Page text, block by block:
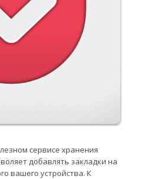
сервисе хранения
добавлять закладки на
вашего устройства. К